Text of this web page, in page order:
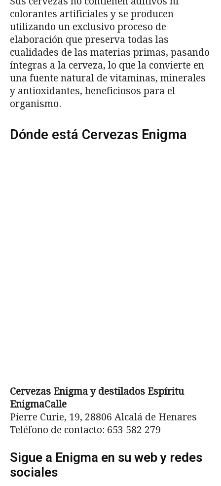
colorantes artificiales y se producen
utilizando un exclusivo proceso de
elaboración que preserva todas las
cualidades de las materias primas, pasando
íntegras a la cerveza, lo que la convierte en
una fuente natural de vitaminas, minerales
y antioxidantes, beneficiosos para el
organismo.
Dónde está Cervezas Enigma
Cervezas Enigma y destilados Espíritu
EnigmaCalle
Pierre Curie, 19, 28806 Alcalá de Henares
Teléfono de contacto: 653 582 279
Sigue a Enigma en su web y redes
sociales